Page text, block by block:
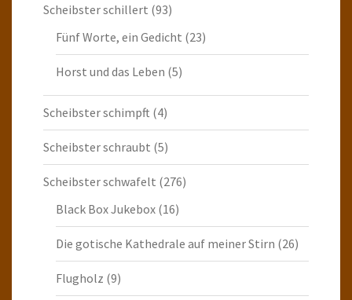
Scheibster schillert (93)
Fünf Worte, ein Gedicht (23)
Horst und das Leben (5)
Scheibster schimpft (4)
Scheibster schraubt (5)
Scheibster schwafelt (276)
Black Box Jukebox (16)
Die gotische Kathedrale auf meiner Stirn (26)
Flugholz (9)